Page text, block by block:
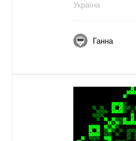
Україна
Ганна